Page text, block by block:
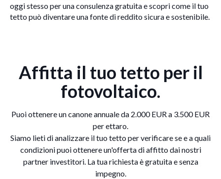
oggi stesso per una consulenza gratuita e scopri come il tuo
tetto può diventare una fonte di reddito sicura e sostenibile.
Affitta il tuo tetto per il
fotovoltaico.
Puoi ottenere un canone annuale da 2.000 EUR a 3.500 EUR
per ettaro.
Siamo lieti di analizzare il tuo tetto per verificare se e a quali
condizioni puoi ottenere un'offerta di affitto dai nostri
partner investitori. La tua richiesta è gratuita e senza
impegno.